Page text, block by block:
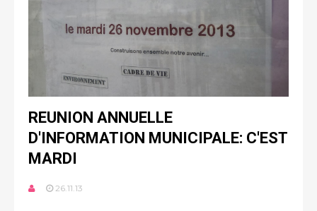
REUNION ANNUELLE
D'INFORMATION MUNICIPALE: C'EST
MARDI
26.11.13